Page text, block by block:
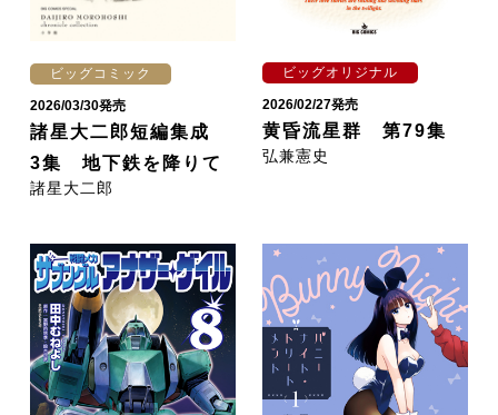
ビッグコミック
2026/03/30発売
諸星大二郎短編集成
3集 地下鉄を降りて
諸星大二郎
ビッグオリジナル
2026/02/27発売
黄昏流星群 第79集
弘兼憲史